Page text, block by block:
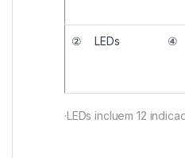
② LEDs ④
·LEDs incluem 12